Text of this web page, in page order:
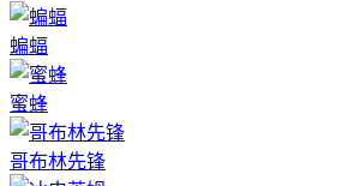
蝙蝠
蜜蜂
哥布林先锋